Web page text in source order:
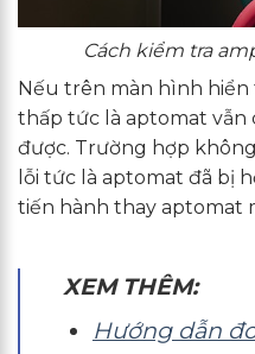
Cách kiểm tra
Nếu trên màn hình
thấp tức là aptomat vẫn
được. Trường hợp
lỗi tức là aptomat đã bị
tiến hành thay aptomat
XEM THÊM:
Hướng dẫn